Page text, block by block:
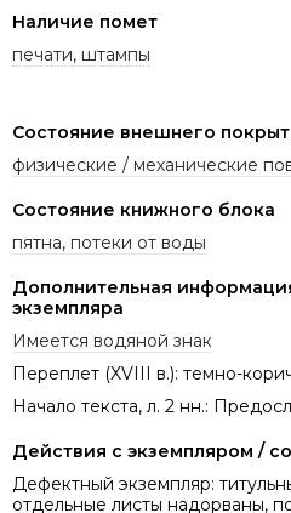
Наличие помет
печати, штампы
Состояние внешнего
физические / механические
Состояние книжного блока
пятна, потеки от воды
Дополнительная
экземпляра
Имеется водяной знак
Переплет (XVIII в.): темно-
Начало текста, л. 2 нн.:
Действия с экземпляром /
Дефектный экземпляр:
отдельные листы надорваны,